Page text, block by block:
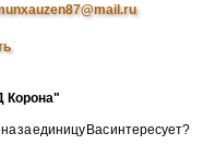
за единицу Вас интересует?